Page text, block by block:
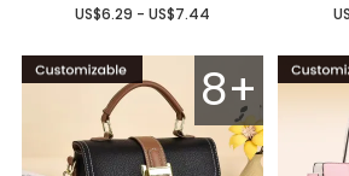
US$6.29 - US$7.44
8+